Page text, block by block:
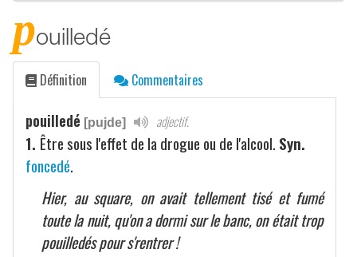
pouilledé
Définition Commentaires
pouilledé [pujde] adjectif.
1. Être sous l'effet de la drogue ou de l'alcool. Syn.
foncedé.
Hier, au square, on avait tellement tisé et fumé
toute la nuit, qu'on a dormi sur le banc, on était trop
pouilledés pour s'rentrer !